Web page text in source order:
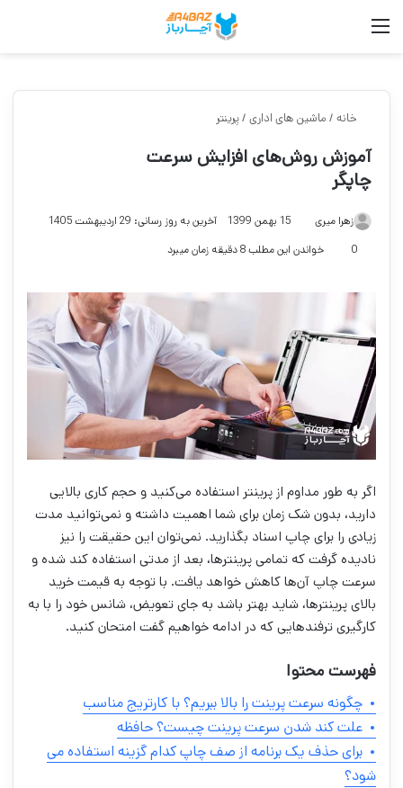
منو
خانه / ماشین های اداری /پرینتر
آموزش روش‌های افزایش سرعت
چاپگر
زهرا میری 15 بهمن 1399
آخرین به روز رسانی: 29 اردیبهشت 1405
0
خواندن این مطلب 8 دقیقه زمان میبرد
اگر به طور مداوم از پرینتر استفاده می‌کنید و حجم کاری بالایی
دارید، بدون شک زمان برای شما اهمیت داشته و نمی‌توانید مدت
زیادی را برای چاپ اسناد بگذارید. نمی‌توان این حقیقت را نیز
نادیده گرفت که تمامی پرینتر‌ها، بعد از مدتی استفاده کند شده و
سرعت چاپ آن‌ها کاهش خواهد یافت. با توجه به قیمت خرید
بالای پرینتر‌ها، شاید بهتر باشد به جای تعویض، شانس خود را با به
کارگیری ترفند‌هایی که در ادامه خواهیم گفت امتحان کنید.
فهرست محتوا
چگونه سرعت پرینت را بالا ببریم؟ با کارتریج مناسب
علت کند شدن سرعت پرینت چیست؟ حافظه
برای حذف یک برنامه از صف چاپ کدام گزینه استفاده می
شود؟